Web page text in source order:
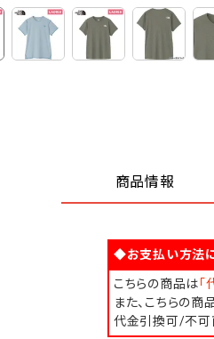
商品情報
◆お支払い方法
こちらの商品は「
また、こちらの
代金引換可/不可